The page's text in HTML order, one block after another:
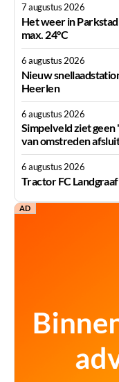
7 augustus 2026
Het weer in
max. 24°C
6 augustus 2026
Nieuw
Heerlen
6 augustus 2026
Simpelveld ziet
van omstreden
6 augustus 2026
Tractor FC
AD